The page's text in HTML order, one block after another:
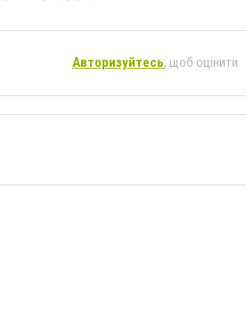
Авторизуйтесь, щоб оцінити